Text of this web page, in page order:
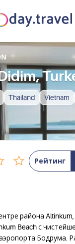
Thailand Vietnam
Рейтинг
района
Beach с
Бодрума.